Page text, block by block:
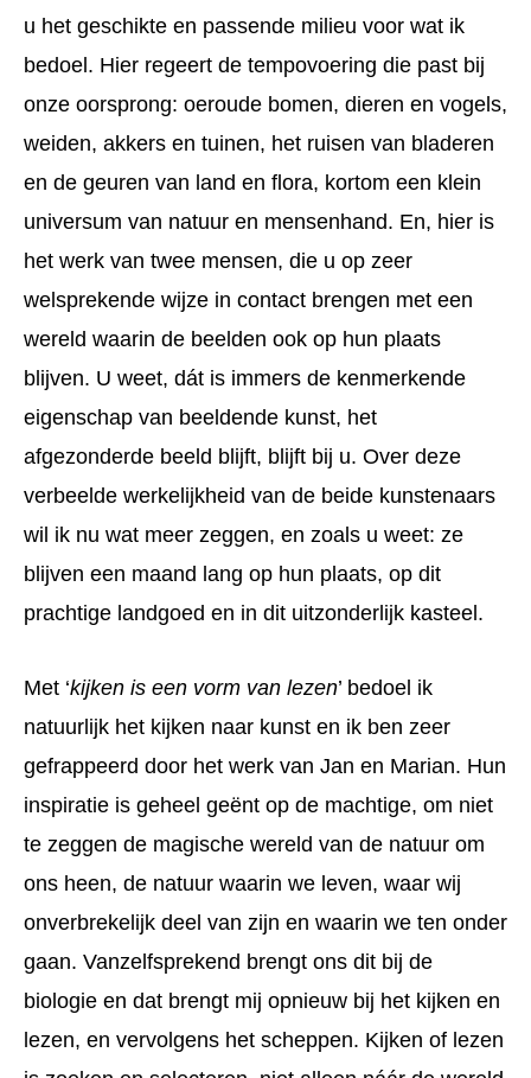
u het geschikte en passende milieu voor wat ik
bedoel. Hier regeert de tempovoering die past bij
onze oorsprong: oeroude bomen, dieren en vogels,
weiden, akkers en tuinen, het ruisen van bladeren
en de geuren van land en flora, kortom een klein
universum van natuur en mensenhand. En, hier is
het werk van twee mensen, die u op zeer
welsprekende wijze in contact brengen met een
wereld waarin de beelden ook op hun plaats
blijven. U weet, dát is immers de kenmerkende
eigenschap van beeldende kunst, het
afgezonderde beeld blijft, blijft bij u. Over deze
verbeelde werkelijkheid van de beide kunstenaars
wil ik nu wat meer zeggen, en zoals u weet: ze
blijven een maand lang op hun plaats, op dit
prachtige landgoed en in dit uitzonderlijk kasteel.
Met ‘kijken is een vorm van lezen’ bedoel ik
natuurlijk het kijken naar kunst en ik ben zeer
gefrappeerd door het werk van Jan en Marian. Hun
inspiratie is geheel geënt op de machtige, om niet
te zeggen de magische wereld van de natuur om
ons heen, de natuur waarin we leven, waar wij
onverbrekelijk deel van zijn en waarin we ten onder
gaan. Vanzelfsprekend brengt ons dit bij de
biologie en dat brengt mij opnieuw bij het kijken en
lezen, en vervolgens het scheppen. Kijken of lezen